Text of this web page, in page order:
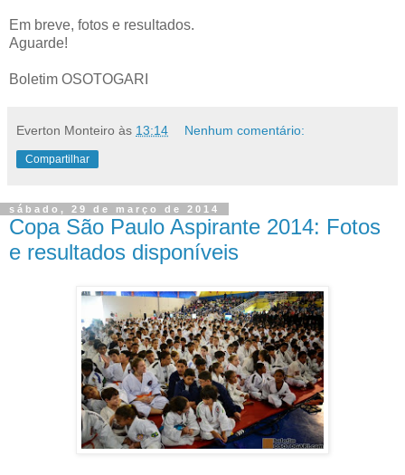
Em breve, fotos e resultados.
Aguarde!
Boletim OSOTOGARI
Everton Monteiro às 13:14 Nenhum comentário:
Compartilhar
sábado, 29 de março de 2014
Copa São Paulo Aspirante 2014: Fotos
e resultados disponíveis